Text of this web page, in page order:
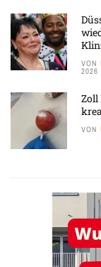
VON
2026
Zoll
VON